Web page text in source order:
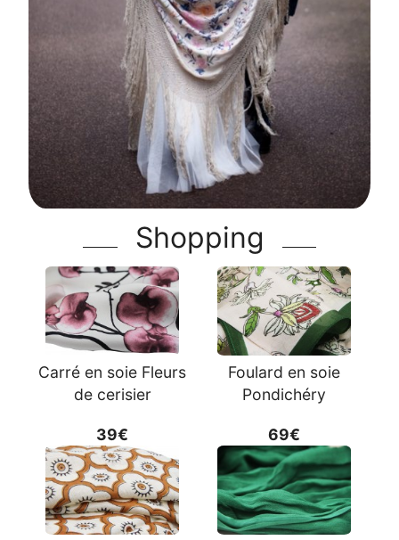
Shopping
Carré en soie Fleurs
de cerisier
39€
Foulard en soie
Pondichéry
69€